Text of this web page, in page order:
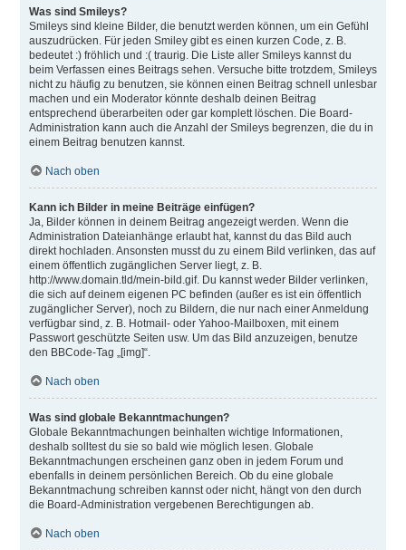
Was sind Smileys?
Smileys sind kleine Bilder, die benutzt werden können, um ein Gefühl
auszudrücken. Für jeden Smiley gibt es einen kurzen Code, z. B.
bedeutet :) fröhlich und :( traurig. Die Liste aller Smileys kannst du
beim Verfassen eines Beitrags sehen. Versuche bitte trotzdem, Smileys
nicht zu häufig zu benutzen, sie können einen Beitrag schnell unlesbar
machen und ein Moderator könnte deshalb deinen Beitrag
entsprechend überarbeiten oder gar komplett löschen. Die Board-
Administration kann auch die Anzahl der Smileys begrenzen, die du in
einem Beitrag benutzen kannst.
Nach oben
Kann ich Bilder in meine Beiträge einfügen?
Ja, Bilder können in deinem Beitrag angezeigt werden. Wenn die
Administration Dateianhänge erlaubt hat, kannst du das Bild auch
direkt hochladen. Ansonsten musst du zu einem Bild verlinken, das auf
einem öffentlich zugänglichen Server liegt, z. B.
http://www.domain.tld/mein-bild.gif. Du kannst weder Bilder verlinken,
die sich auf deinem eigenen PC befinden (außer es ist ein öffentlich
zugänglicher Server), noch zu Bildern, die nur nach einer Anmeldung
verfügbar sind, z. B. Hotmail- oder Yahoo-Mailboxen, mit einem
Passwort geschützte Seiten usw. Um das Bild anzuzeigen, benutze
den BBCode-Tag „[img]“.
Nach oben
Was sind globale Bekanntmachungen?
Globale Bekanntmachungen beinhalten wichtige Informationen,
deshalb solltest du sie so bald wie möglich lesen. Globale
Bekanntmachungen erscheinen ganz oben in jedem Forum und
ebenfalls in deinem persönlichen Bereich. Ob du eine globale
Bekanntmachung schreiben kannst oder nicht, hängt von den durch
die Board-Administration vergebenen Berechtigungen ab.
Nach oben